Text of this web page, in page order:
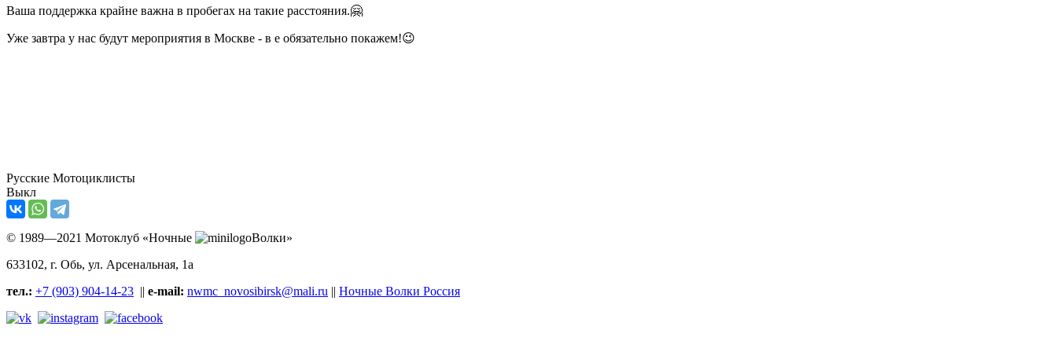
Ваша поддержка крайне важна в пробегах на такие расстояния.🤗
Уже завтра у нас будут мероприятия в Москве - в е обязательно покажем!😉
Русские Мотоциклисты
Выкл
© 1989—2021 Мотоклуб «Ночные
Волки»
633102, г. Обь, ул. Арсенальная, 1а
тел.: +7 (903) 904-14-23 || e-mail: nwmc_novosibirsk@mali.ru || Ночные Волки Россия